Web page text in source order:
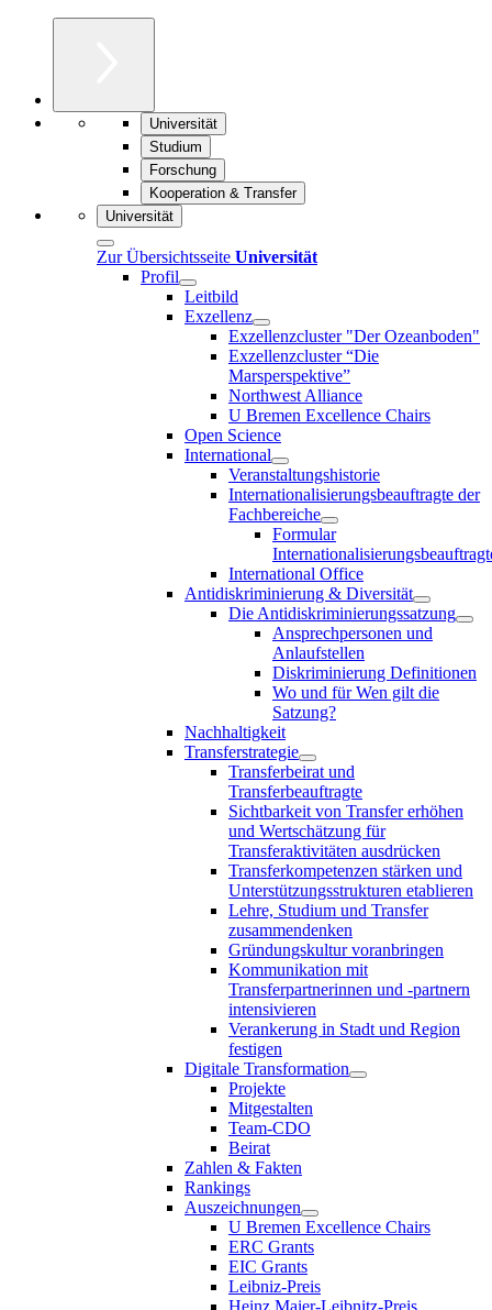
Universität
Studium
Forschung
Kooperation & Transfer
Universität
Zur Übersichtsseite Universität
Profil
Leitbild
Exzellenz
Exzellenzcluster "Der Ozeanboden"
Exzellenzcluster “Die
Marsperspektive”
Northwest Alliance
U Bremen Excellence Chairs
Open Science
International
Veranstaltungshistorie
Internationalisierungsbeauftragte der
Fachbereiche
Formular
International Office
Antidiskriminierung & Diversität
Die Antidiskriminierungssatzung
Ansprechpersonen und
Anlaufstellen
Diskriminierung Definitionen
Wo und für Wen gilt die
Satzung?
Nachhaltigkeit
Transferstrategie
Transferbeirat und
Transferbeauftragte
Sichtbarkeit von Transfer erhöhen
und Wertschätzung für
Transferaktivitäten ausdrücken
Transferkompetenzen stärken und
Unterstützungsstrukturen etablieren
Lehre, Studium und Transfer
zusammendenken
Gründungskultur voranbringen
Kommunikation mit
Transferpartnerinnen und -partnern
intensivieren
Verankerung in Stadt und Region
festigen
Digitale Transformation
Projekte
Mitgestalten
Team-CDO
Beirat
Zahlen & Fakten
Rankings
Auszeichnungen
U Bremen Excellence Chairs
ERC Grants
EIC Grants
Leibniz-Preis
Heinz Maier-Leibnitz-Preis